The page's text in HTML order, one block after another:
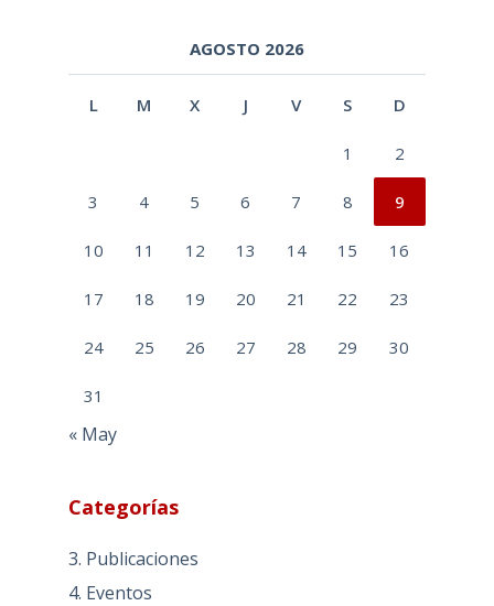
AGOSTO 2026
L M X J V S D
1 2
3 4 5 6 7 8 9
10 11 12 13 14 15 16
17 18 19 20 21 22 23
24 25 26 27 28 29 30
31
« May
Categorías
3. Publicaciones
4. Eventos